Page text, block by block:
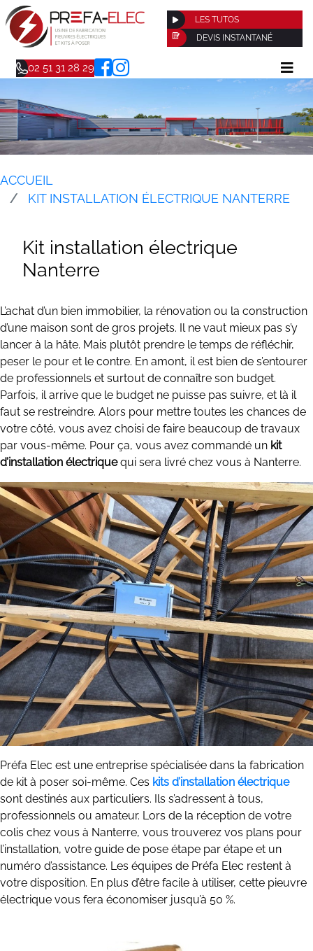
LES TUTOS
DEVIS INSTANTANÉ
02 51 31 28 29
ACCUEIL
KIT INSTALLATION ÉLECTRIQUE NANTERRE
Kit installation électrique
Nanterre
L’achat d’un bien immobilier, la rénovation ou la construction
d’une maison sont de gros projets. Il ne vaut mieux pas s’y
lancer à la hâte. Mais plutôt prendre le temps de réfléchir,
peser le pour et le contre. En amont, il est bien de s’entourer
de professionnels et surtout de connaître son budget.
Parfois, il arrive que le budget ne puisse pas suivre, et là il
faut se restreindre. Alors pour mettre toutes les chances de
votre côté, vous avez choisi de faire beaucoup de travaux
par vous-même. Pour ça, vous avez commandé un kit
d’installation électriquequi sera livré chez vous à Nanterre.
Préfa Elec est une entreprise spécialisée dans la fabrication
de kit à poser soi-même. Ces kits d’installation électrique
sont destinés aux particuliers. Ils s’adressent à tous,
professionnels ou amateur. Lors de la réception de votre
colis chez vous à Nanterre, vous trouverez vos plans pour
l’installation, votre guide de pose étape par étape et un
numéro d’assistance. Les équipes de Préfa Elec restent à
votre disposition. En plus d’être facile à utiliser, cette pieuvre
électrique vous fera économiser jusqu’à 50 %.